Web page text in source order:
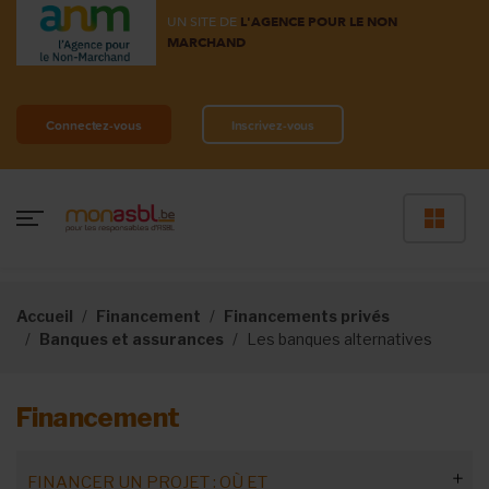
UN SITE DE L'AGENCE POUR LE NON
MARCHAND
Connectez-vous Inscrivez-vous
Accueil Financement
Financements privés
Banques et assurances
Les banques alternatives
Financement
FINANCER UN PROJET : OÙ ET